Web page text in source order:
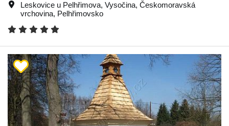
Leskovice u Pelhřimova, Vysočina, Českomoravská
vrchovina, Pelhřimovsko